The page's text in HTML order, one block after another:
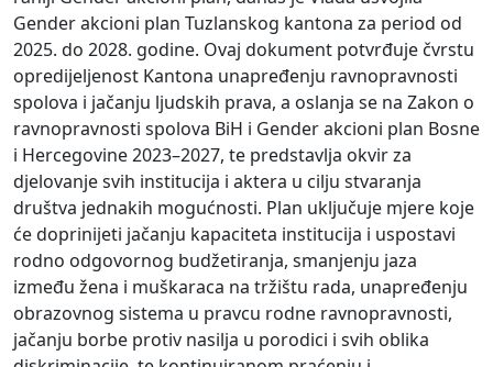
Gender akcioni plan Tuzlanskog kantona za period od
2025. do 2028. godine. Ovaj dokument potvrđuje čvrstu
opredijeljenost Kantona unapređenju ravnopravnosti
spolova i jačanju ljudskih prava, a oslanja se na Zakon o
ravnopravnosti spolova BiH i Gender akcioni plan Bosne
i Hercegovine 2023–2027, te predstavlja okvir za
djelovanje svih institucija i aktera u cilju stvaranja
društva jednakih mogućnosti. Plan uključuje mjere koje
će doprinijeti jačanju kapaciteta institucija i uspostavi
rodno odgovornog budžetiranja, smanjenju jaza
između žena i muškaraca na tržištu rada, unapređenju
obrazovnog sistema u pravcu rodne ravnopravnosti,
jačanju borbe protiv nasilja u porodici i svih oblika